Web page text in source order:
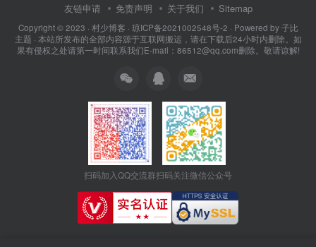
友链申请 免责声明 关于我们 Sitemap
Copyright © 2023 · 村少博客 · 琼ICP备2021002548号-2 · Powered by子比
主题 · 本站所发布的全部内容源于互联网搬运，请在下载后24小时内删除。如
果有侵权之处请第一时间联系我们E-mail：86512@qq.com删除。敬请谅解!
扫码加入QQ交流群扫码关注微信公众号